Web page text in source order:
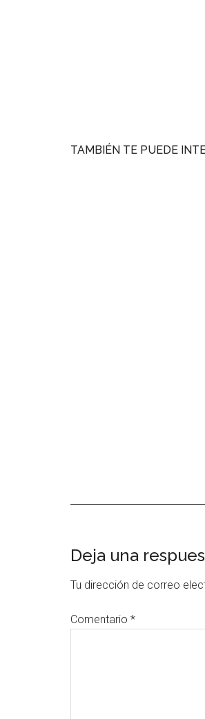
TAMBIÉN TE PUEDE
Interacciones
con
lectores
Deja una
Tu dirección de correo
Comentario *